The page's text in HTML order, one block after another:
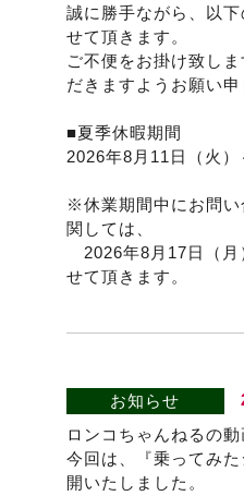
誠に勝手ながら、以
せて頂きます。
ご不便をお掛け致し
だきますようお願い申
■夏季休暇期間
2026年8月11日（火）
※休業期間中にお問い
関しては、
2026年8月17日（月
せて頂きます。
お知らせ
ロンコちゃんねるの動
今回は、『乗ってみ
開いたしました。